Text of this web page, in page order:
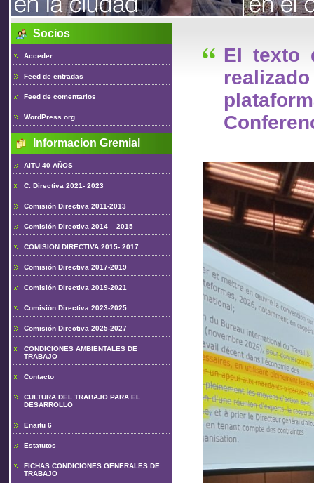
de Trabajo
del UruguayEl texto
Socios
Acceder
Feed de entradas
Feed de comentarios
WordPress.org
Informacion Gremial
AITU 40 AÑOS
C. Directiva 2021- 2023
Comisión Directiva 2011-2013
Comisión Directiva 2014 – 2015
COMISION DIRECTIVA 2015- 2017
Comisión Directiva 2017-2019
Comisión Directiva 2019-2021
Comisión Directiva 2023-2025
Comisión Directiva 2025-2027
CONDICIONES AMBIENTALES DE
TRABAJO
Contacto
CULTURA DEL TRABAJO PARA EL
DESARROLLO
Enaitu 6
Estatutos
FICHAS CONDICIONES GENERALES DE
TRABAJO